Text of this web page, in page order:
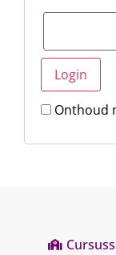
Onthoud